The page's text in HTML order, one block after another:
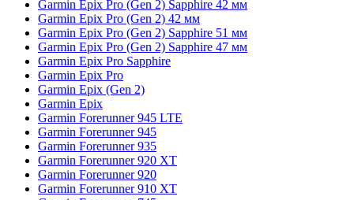
Garmin Epix Pro (Gen 2) Sapphire 42 мм
Garmin Epix Pro (Gen 2) 42 мм
Garmin Epix Pro (Gen 2) Sapphire 51 мм
Garmin Epix Pro (Gen 2) Sapphire 47 мм
Garmin Epix Pro Sapphire
Garmin Epix Pro
Garmin Epix (Gen 2)
Garmin Epix
Garmin Forerunner 945 LTE
Garmin Forerunner 945
Garmin Forerunner 935
Garmin Forerunner 920 XT
Garmin Forerunner 920
Garmin Forerunner 910 XT